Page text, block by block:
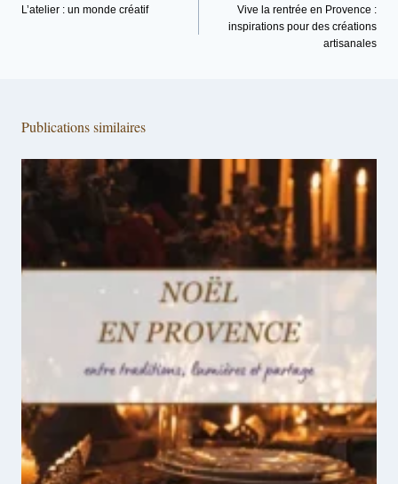
de
L’atelier : un monde créatif
Vive la rentrée en Provence :
inspirations pour des créations
artisanales
Publications similaires